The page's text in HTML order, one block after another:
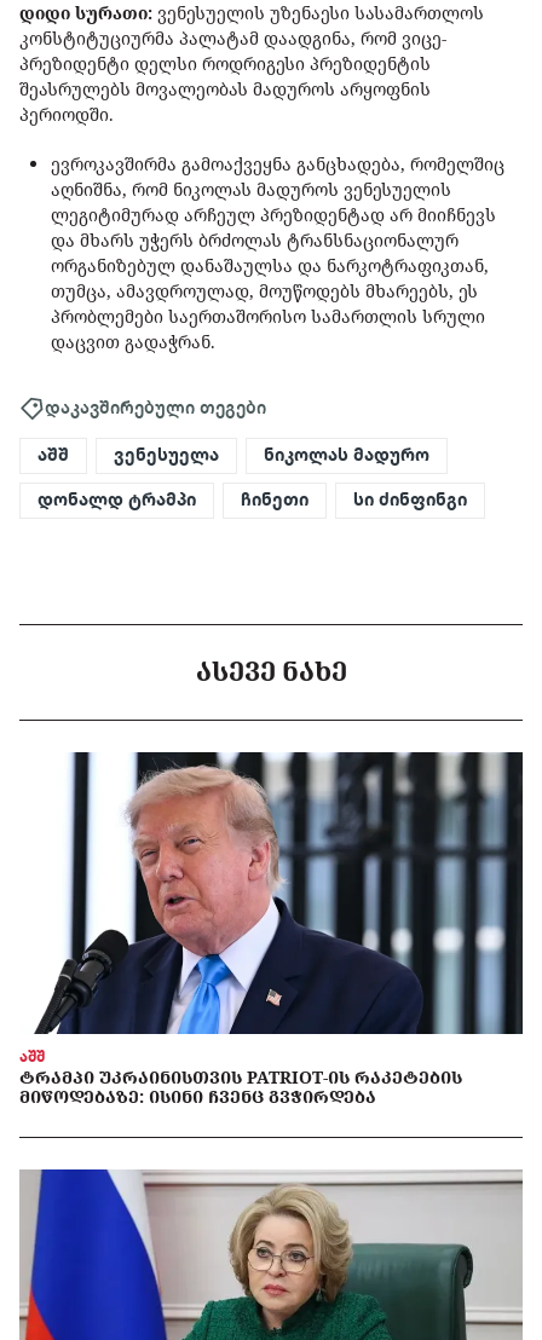
დიდი სურათი: ვენესუელის უზენაესი სასამართლოს
კონსტიტუციურმა პალატამ დაადგინა, რომ ვიცე-
პრეზიდენტი დელსი როდრიგესი პრეზიდენტის
შეასრულებს მოვალეობას მადუროს არყოფნის
პერიოდში.
ევროკავშირმა გამოაქვეყნა განცხადება, რომელშიც
აღნიშნა, რომ ნიკოლას მადუროს ვენესუელის
ლეგიტიმურად არჩეულ პრეზიდენტად არ მიიჩნევს
და მხარს უჭერს ბრძოლას ტრანსნაციონალურ
ორგანიზებულ დანაშაულსა და ნარკოტრაფიკთან,
თუმცა, ამავდროულად, მოუწოდებს მხარეებს, ეს
პრობლემები საერთაშორისო სამართლის სრული
დაცვით გადაჭრან.
დაკავშირებული თეგები
აშშ ვენესუელა ნიკოლას მადურო
დონალდ ტრამპი ჩინეთი სი ძინფინგი
ᲐᲡᲔᲕᲔ ᲜᲐᲮᲔ
აშშ
ᲢᲠᲐᲛᲞᲘ ᲣᲙᲠᲐᲘᲜᲘᲡᲗᲕᲘᲡ PATRIOT-ᲘᲡ ᲠᲐᲙᲔᲢᲔᲑᲘᲡ
ᲛᲘᲬᲝᲓᲔᲑᲐᲖᲔ: ᲘᲡᲘᲜᲘ ᲩᲕᲔᲜᲪ ᲒᲕᲭᲘᲠᲓᲔᲑᲐ